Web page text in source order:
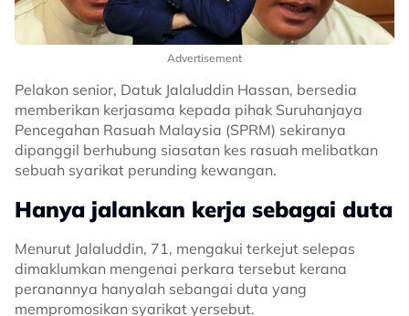
Advertisement
Pelakon senior, Datuk Jalaluddin Hassan, bersedia
memberikan kerjasama kepada pihak Suruhanjaya
Pencegahan Rasuah Malaysia (SPRM) sekiranya
dipanggil berhubung siasatan kes rasuah melibatkan
sebuah syarikat perunding kewangan.
Hanya jalankan kerja sebagai duta
Menurut Jalaluddin, 71, mengakui terkejut selepas
dimaklumkan mengenai perkara tersebut kerana
peranannya hanyalah sebangai duta yang
mempromosikan syarikat yersebut.